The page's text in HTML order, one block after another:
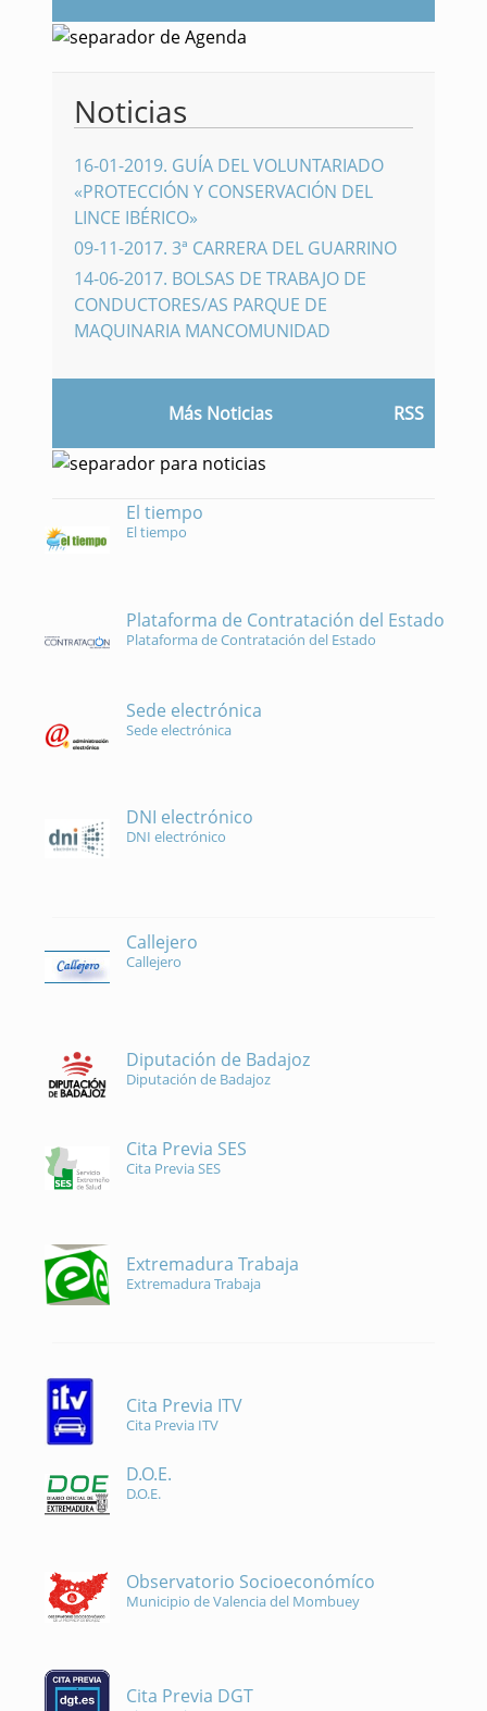
Noticias
16-01-2019. GUÍA DEL VOLUNTARIADO
«PROTECCIÓN Y CONSERVACIÓN DEL
LINCE IBÉRICO»
09-11-2017. 3ª CARRERA DEL GUARRINO
14-06-2017. BOLSAS DE TRABAJO DE
CONDUCTORES/AS PARQUE DE
MAQUINARIA MANCOMUNIDAD
Más Noticias RSS
El tiempo
El tiempo
Plataforma de Contratación del Estado
Plataforma de Contratación del Estado
Sede electrónica
Sede electrónica
DNI electrónico
DNI electrónico
Callejero
Callejero
Diputación de Badajoz
Diputación de Badajoz
Cita Previa SES
Cita Previa SES
Extremadura Trabaja
Extremadura Trabaja
Cita Previa ITV
Cita Previa ITV
D.O.E.
D.O.E.
Observatorio Socioeconómíco
Municipio de Valencia del Mombuey
Cita Previa DGT